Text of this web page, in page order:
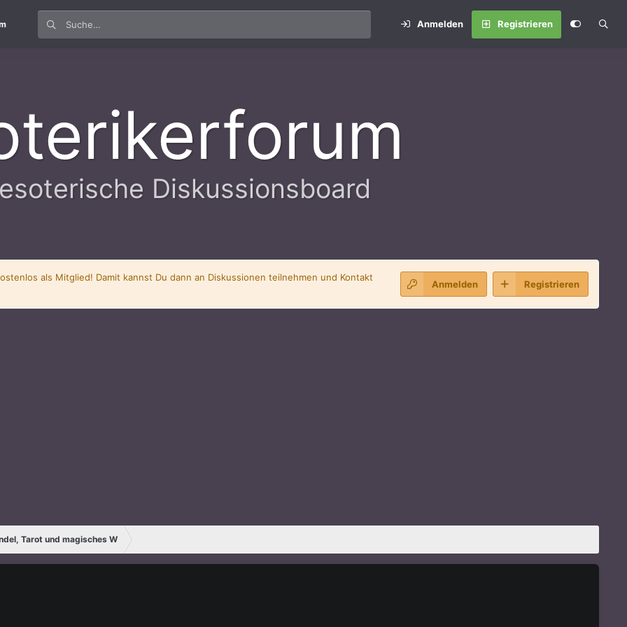
Anmelden Registrieren
Diskussionsboard
als Mitglied! Damit kannst Du dann an Diskussionen teilnehmen und Kontakt
Anmelden Registrieren
Tarot und magisches W